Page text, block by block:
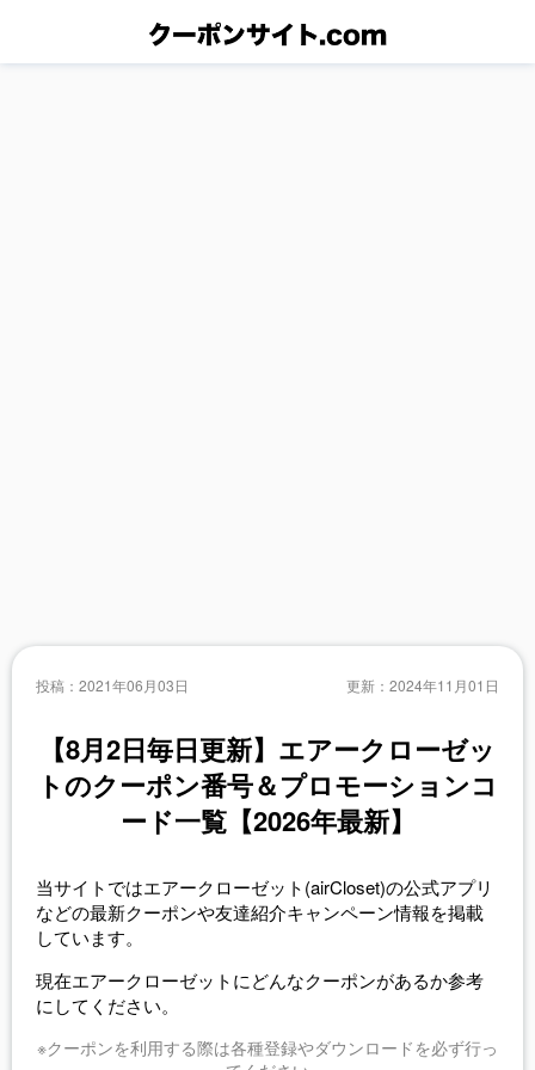
投稿： 2021年06月03日 更新： 2024年11月01日
【8月2日毎日更新】エアークローゼッ
トのクーポン番号＆プロモーションコ
ード一覧【2026年最新】
当サイトではエアークローゼット(airCloset)の公式アプリ
などの最新クーポンや友達紹介キャンペーン情報を掲載
しています。
現在エアークローゼットにどんなクーポンがあるか参考
にしてください。
※クーポンを利用する際は各種登録やダウンロードを必ず行っ